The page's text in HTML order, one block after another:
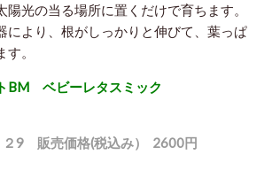
陽光の当る場所に置くだけで育ちます。
により、根がしっかりと伸びて、葉っぱ
。
BM ベビーレタスミック
9 販売価格(税込み） 2600円